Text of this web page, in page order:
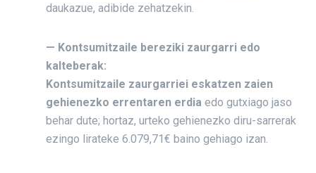
daukazue, adibide zehatzekin.
— Kontsumitzaile bereziki zaurgarri edo
kalteberak:
Kontsumitzaile zaurgarriei eskatzen zaien
gehienezko errentaren erdia edo gutxiago jaso
behar dute; hortaz, urteko gehienezko diru-sarrerak
ezingo lirateke 6.079,71€ baino gehiago izan.